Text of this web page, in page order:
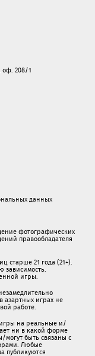
оф. 208/1
данных
фотографических
правообладателя
старше 21 года (21+).
зависимость.
игры.
азартных играх не
работе.
на реальные и/
ни в какой форме
могут быть связаны c
Любые
публикуютcя